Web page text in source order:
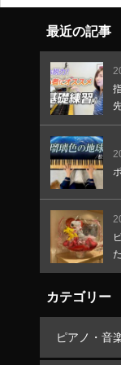
最近の記事
カテゴリー
ピアノ・音